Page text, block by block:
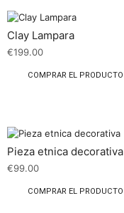
Clay Lampara
€199.00
COMPRAR EL PRODUCTO
Pieza etnica decorativa
€99.00
COMPRAR EL PRODUCTO